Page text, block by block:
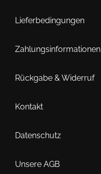
Lieferbedingungen
Zahlungsinformationen
Rückgabe & Widerruf
Kontakt
Datenschutz
Unsere AGB